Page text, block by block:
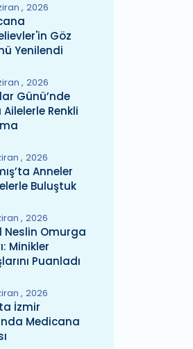
2026
Göz
Yenilendi
2026
Günü’nde
Ailelerle Renkli
2026
Anneler
Buluştuk
2026
Neslin Omurga
Minikler
Puanladı
2026
İzmir
Medicana